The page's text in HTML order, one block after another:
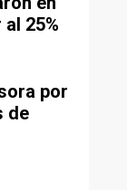
25%
por
de